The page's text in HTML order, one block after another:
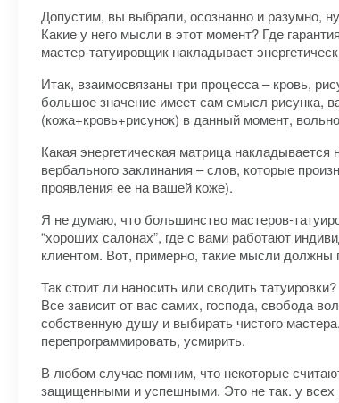
Допустим, вы выбрали, осознанно и разумно,
Какие у него мысли в этот момент? Где
мастер-татуировщик накладывает
Итак, взаимосвязаны три процесса – кровь,
большое значение имеет сам смысл рисунка,
(кожа+кровь+рисунок) в данный момент,
Какая энергетическая матрица
вербального заклинания – слов, которые
проявления ее на вашей коже).
Я не думаю, что большинство мастеров-
“хороших салонах”, где с вами работают
клиентом. Вот, примерно, такие мысли должны
Так стоит ли наносить или сводить татуировки?
Все зависит от вас самих, господа, свобода
собственную душу и выбирать чистого
перепрограммировать, усмирить.
В любом случае помним, что некоторые
защищенными и успешными. Это не так. у всех